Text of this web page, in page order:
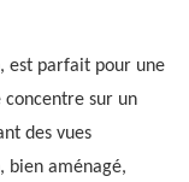
est parfait pour une
concentre sur un
des vues
bien aménagé,